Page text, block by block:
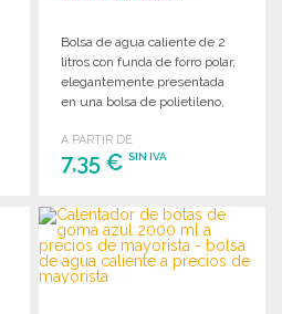
Bolsa de agua caliente de 2
litros con funda de forro polar,
elegantemente presentada
en una bolsa de polietileno,
A PARTIR DE
7,35 €SIN IVA
PEDIR
Solicitar un presupuesto